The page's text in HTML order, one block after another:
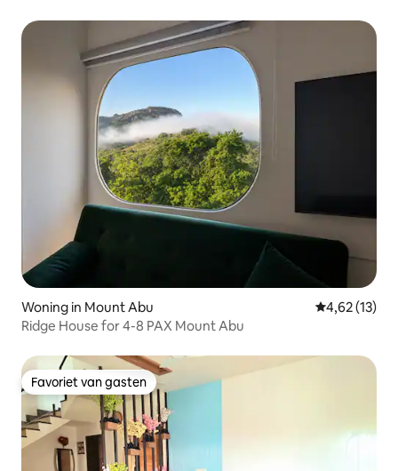
Woning in Mount Abu Gemiddelde
4,62 (13)
Ridge House for 4-8 PAX Mount Abu
Favoriet van gasten
Favoriet van gasten